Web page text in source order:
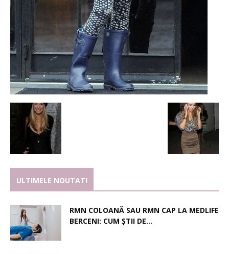
ULTIMELE NOUTATI
RMN COLOANĂ SAU RMN CAP LA MEDLIFE
BERCENI: CUM ȘTII DE...